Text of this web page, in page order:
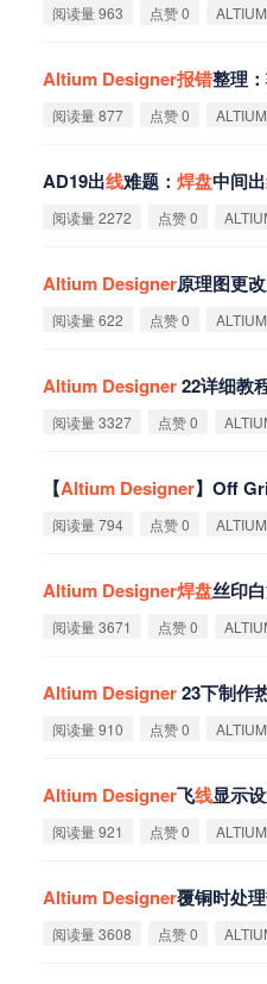
阅读量 963 点赞 0
Altium Designer报错整理
阅读量 877 点赞 0
AD19出线难题： 焊盘中间出
阅读量 2272 点赞 0
Altium Designer原理图更
阅读量 622 点赞 0
Altium Designer22详细教
阅读量 3327 点赞 0
【Altium Designer】Off
阅读量 794 点赞 0
Altium Designer焊盘丝印
阅读量 3671 点赞 0
Altium Designer23下制作
阅读量 910 点赞 0
Altium Designer飞线显示
阅读量 921 点赞 0
Altium Designer覆铜时处
阅读量 3608 点赞 0